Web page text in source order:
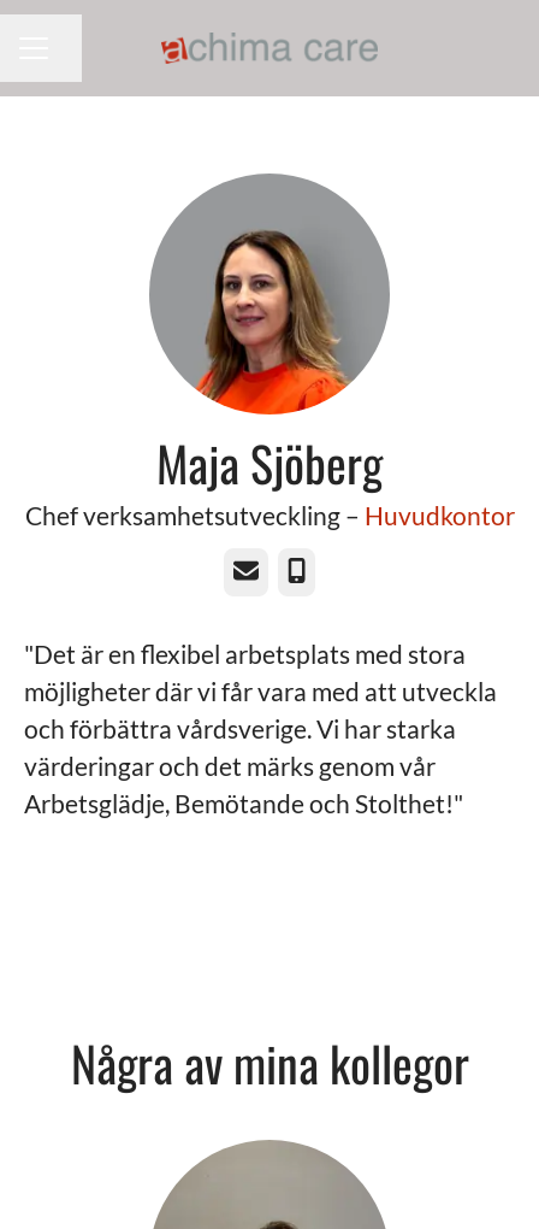
Maja Sjöberg
Chef verksamhetsutveckling – Huvudkontor
E-post Telefon
"Det är en flexibel arbetsplats med stora
möjligheter där vi får vara med att utveckla
och förbättra vårdsverige. Vi har starka
värderingar och det märks genom vår
Arbetsglädje, Bemötande och Stolthet!"
Några av mina kollegor